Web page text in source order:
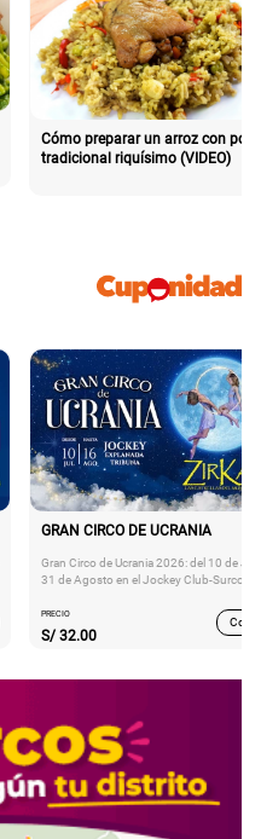
Cómo preparar un arroz con pollo
tradicional riquísimo (VIDEO)
GRAN CIRCO DE UCRANIA
Gran Circo de Ucrania 2026: del 10 de
31 de Agosto en el Jockey Club-Surco
PRECIO
S/ 32.00